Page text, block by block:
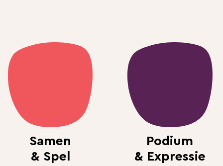
Podium
& Expressie
Samen
& Spel